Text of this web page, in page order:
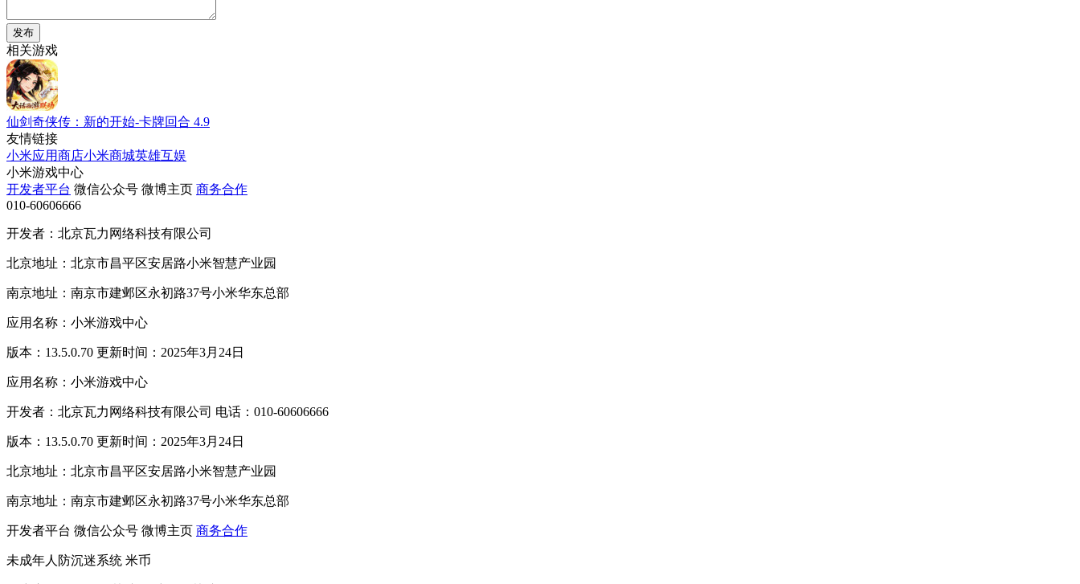
发布
相关游戏
仙剑奇侠传：新的开始-卡牌回合 4.9
友情链接
小米应用商店小米商城英雄互娱
小米游戏中心
开发者平台 微信公众号 微博主页 商务合作
010-60606666
开发者：北京瓦力网络科技有限公司
北京地址：北京市昌平区安居路小米智慧产业园
南京地址：南京市建邺区永初路37号小米华东总部
应用名称：小米游戏中心
版本：13.5.0.70 更新时间：2025年3月24日
应用名称：小米游戏中心
开发者：北京瓦力网络科技有限公司 电话：010-60606666
版本：13.5.0.70 更新时间：2025年3月24日
北京地址：北京市昌平区安居路小米智慧产业园
南京地址：南京市建邺区永初路37号小米华东总部
开发者平台 微信公众号 微博主页 商务合作
未成年人防沉迷系统 米币